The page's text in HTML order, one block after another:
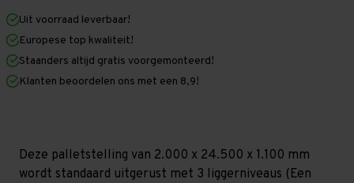
mm
x
1.100
mm
-
-
T100
mm
1.100
mm
(HxLxD)
-
T100
Uit voorraad leverbaar!
Europese top kwaliteit!
Staanders altijd gratis voorgemonteerd!
Klanten beoordelen ons met een 8,9!
Deze palletstelling van 2.000 x 24.500 x 1.100 mm
wordt standaard uitgerust met 3 liggerniveaus (Een